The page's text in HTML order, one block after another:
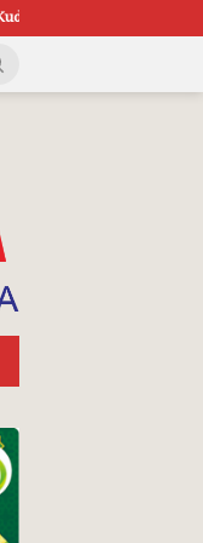
Tolak Bayar Pajak